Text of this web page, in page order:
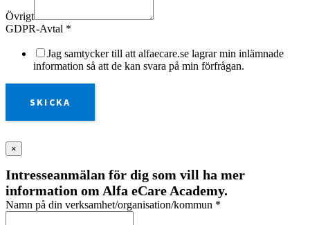
Övrigt
GDPR-Avtal *
Jag samtycker till att alfaecare.se lagrar min inlämnade
information så att de kan svara på min förfrågan.
SKICKA
×
Intresseanmälan för dig som vill ha mer
information om Alfa eCare Academy.
Namn på din verksamhet/organisation/kommun *